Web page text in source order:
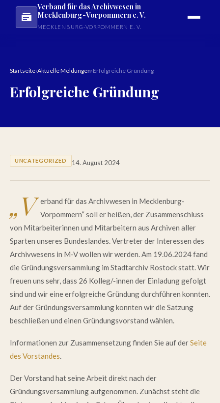
Verband für das Archivwesen in
Mecklenburg-Vorpommern e. V.
MECKLENBURG-VORPOMMERN E. V.
Startseite›Aktuelle Meldungen›Erfolgreiche Gründung
Erfolgreiche Gründung
UNCATEGORIZED 14. August 2024
„V erband für das Archivwesen in Mecklenburg-
Vorpommern“ soll er heißen, der Zusammenschluss
von Mitarbeiterinnen und Mitarbeitern aus Archiven aller
Sparten unseres Bundeslandes. Vertreter der Interessen des
Archivwesens in M-V wollen wir werden. Am 19.06.2024 fand
die Gründungsversammlung im Stadtarchiv Rostock statt. Wir
freuen uns sehr, dass 26 Kolleg/-innen der Einladung gefolgt
sind und wir eine erfolgreiche Gründung durchführen konnten.
Auf der Gründungsversammlung konnten wir die Satzung
beschließen und einen Gründungsvorstand wählen.
Informationen zur Zusammensetzung finden Sie auf derSeite
des Vorstandes.
Der Vorstand hat seine Arbeit direkt nach der
Gründungsversammlung aufgenommen. Zunächst steht die